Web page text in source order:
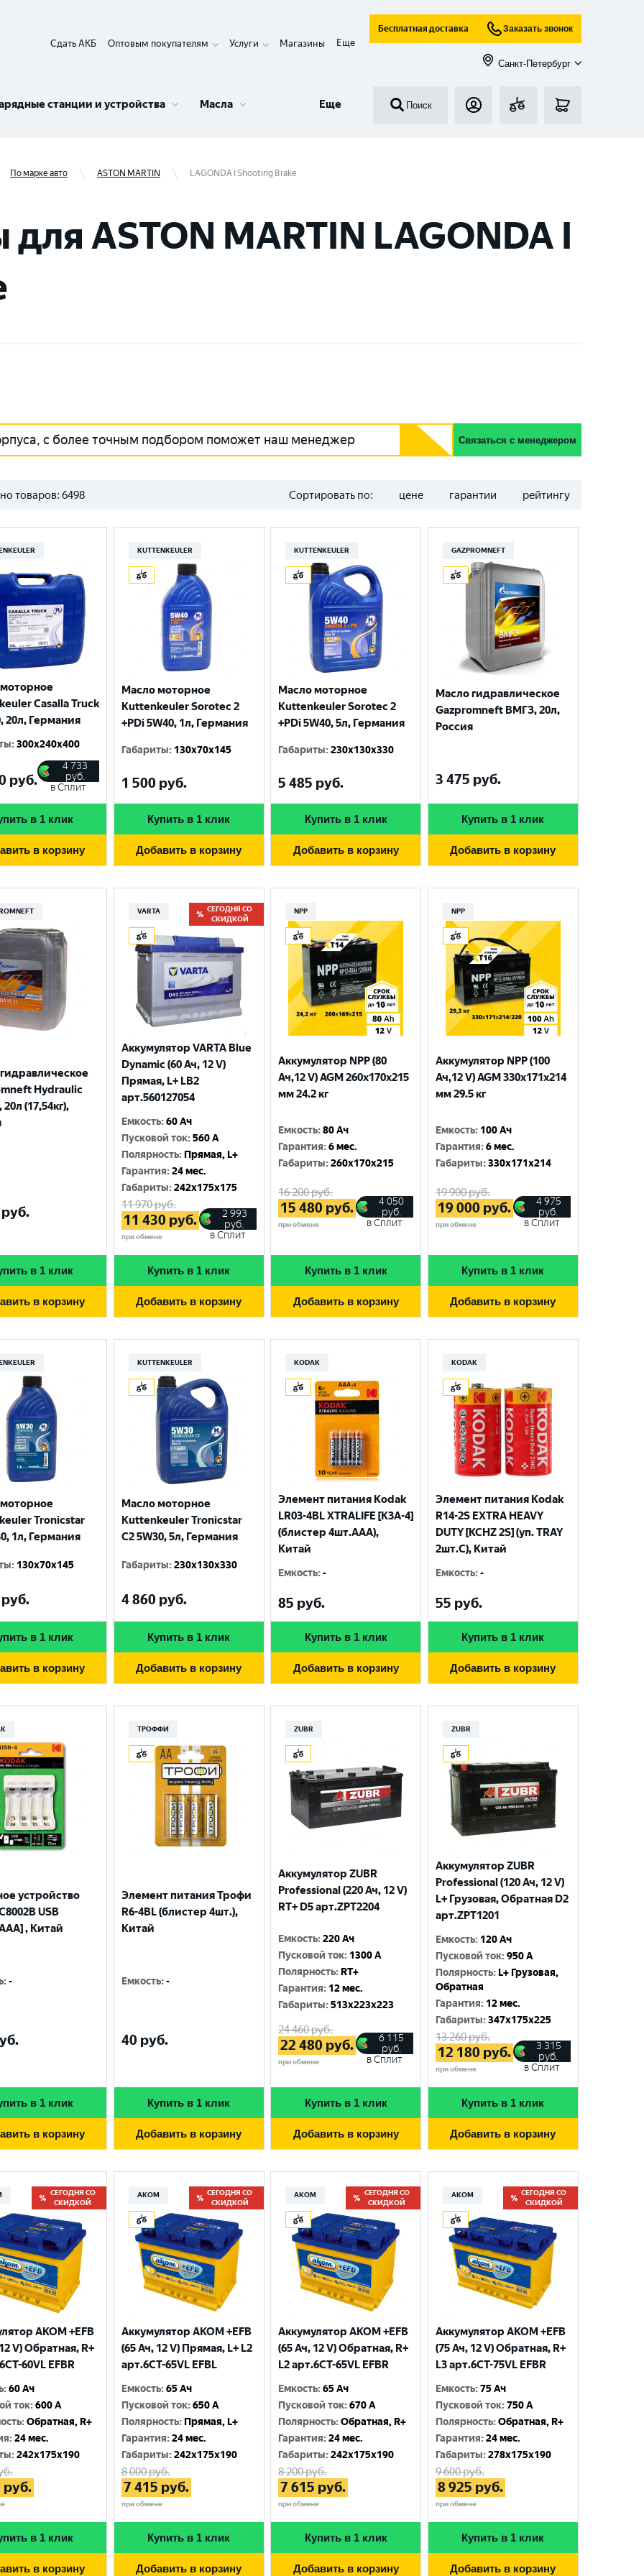
Сдать АКБ Оптовым покупателям Услуги Магазины Еще
Бесплатная доставка Заказать звонок
Санкт-Петербург
станции и устройства Масла Еще Поиск
По марке авто ASTON MARTIN LAGONDA I Shooting Brake
ASTON MARTIN LAGONDA I
с более точным подбором поможет наш менеджер Связаться с менеджером
товаров: 6498 Сортировать по: цене гарантии рейтингу
Casalla Truck
20л, Германия
:300x240x400
руб.
4 733
руб.
в Сплит
в 1 клик
в корзину
KUTTENKEULER
Масло моторное
Kuttenkeuler Sorotec 2
+PDi 5W40, 1л, Германия
Габариты: 130x70x145
1 500 руб.
Купить в 1 клик
Добавить в корзину
KUTTENKEULER
Масло моторное
Kuttenkeuler Sorotec 2
+PDi 5W40, 5л, Германия
Габариты:230x130x330
5 485 руб.
Купить в 1 клик
Добавить в корзину
GAZPROMNEFT
Масло гидравлическое
Gazpromneft ВМГЗ, 20л,
Россия
3 475 руб.
Купить в 1 клик
Добавить в корзину
Hydraulic
20л (17,54кг),
руб.
в 1 клик
в корзину
VARTA
СЕГОДНЯ СО
СКИДКОЙ
Аккумулятор VARTA Blue
Dynamic (60 Ач, 12 V)
Прямая, L+ LB2
арт.560127054
Емкость:60 Ач
Пусковой ток:560 A
Полярность: Прямая, L+
Гарантия:24 мес.
Габариты:242x175x175
11 970руб.
11 430 руб.
при обмене
2 993
руб.
в Сплит
Купить в 1 клик
Добавить в корзину
NPP
Аккумулятор NPP (80
Ач,12 V) AGM 260x170x215
мм 24.2 кг
Емкость:80 Ач
Гарантия:6 мес.
Габариты:260x170x215
16 200руб.
15 480 руб.
при обмене
4 050
руб.
в Сплит
Купить в 1 клик
Добавить в корзину
NPP
Аккумулятор NPP (100
Ач,12 V) AGM 330x171x214
мм 29.5 кг
Емкость: 100 Ач
Гарантия:6 мес.
Габариты:330x171x214
19 900руб.
19 000 руб.
при обмене
4 975
руб.
в Сплит
Купить в 1 клик
Добавить в корзину
Tronicstar
1л, Германия
: 130x70x145
руб.
в 1 клик
в корзину
KUTTENKEULER
Масло моторное
Kuttenkeuler Tronicstar
C2 5W30, 5л, Германия
Габариты:230x130x330
4 860 руб.
Купить в 1 клик
Добавить в корзину
KODAK
Элемент питания Kodak
LR03-4BL XTRALIFE [K3A-4]
(блистер 4шт.AАА),
Китай
Емкость:-
85 руб.
Купить в 1 клик
Добавить в корзину
KODAK
Элемент питания Kodak
R14-2S EXTRA HEAVY
DUTY [KCHZ 2S] (уп. TRAY
2шт.C), Китай
Емкость:-
55 руб.
Купить в 1 клик
Добавить в корзину
устройство
USB
, Китай
:-
в 1 клик
в корзину
ТРОФФИ
Элемент питания Трофи
R6-4BL (блистер 4шт.),
Китай
Емкость:-
40 руб.
Купить в 1 клик
Добавить в корзину
ZUBR
Аккумулятор ZUBR
Professional (220 Ач, 12 V)
RT+ D5 арт.ZPT2204
Емкость:220 Ач
Пусковой ток: 1300 A
Полярность: RT+
Гарантия: 12 мес.
Габариты:513x223x223
24 460руб.
22 480 руб.
при обмене
6 115
руб.
в Сплит
Купить в 1 клик
Добавить в корзину
ZUBR
Аккумулятор ZUBR
Professional (120 Ач, 12 V)
L+ Грузовая, Обратная D2
арт.ZPT1201
Емкость: 120 Ач
Пусковой ток:950 A
Полярность: L+ Грузовая,
Обратная
Гарантия: 12 мес.
Габариты:347x175x225
13 260руб.
12 180 руб.
при обмене
3 315
руб.
в Сплит
Купить в 1 клик
Добавить в корзину
СЕГОДНЯ СО
СКИДКОЙ
AKOM +EFB
V) Обратная, R+
60VL EFBR
:60 Ач
ток:600 A
:Обратная, R+
:24 мес.
:242x175x190
руб.
в 1 клик
в корзину
АКОМ
СЕГОДНЯ СО
СКИДКОЙ
Аккумулятор AKOM +EFB
(65 Ач, 12 V) Прямая, L+ L2
арт.6СТ-65VL EFBL
Емкость:65 Ач
Пусковой ток:650 A
Полярность: Прямая, L+
Гарантия:24 мес.
Габариты:242x175x190
8 000руб.
7 415 руб.
при обмене
Купить в 1 клик
Добавить в корзину
АКОМ
СЕГОДНЯ СО
СКИДКОЙ
Аккумулятор AKOM +EFB
(65 Ач, 12 V) Обратная, R+
L2 арт.6CT-65VL EFBR
Емкость:65 Ач
Пусковой ток:670 A
Полярность:Обратная, R+
Гарантия:24 мес.
Габариты:242x175x190
8 200руб.
7 615 руб.
при обмене
Купить в 1 клик
Добавить в корзину
АКОМ
СЕГОДНЯ СО
СКИДКОЙ
Аккумулятор AKOM +EFB
(75 Ач, 12 V) Обратная, R+
L3 арт.6СТ-75VL EFBR
Емкость:75 Ач
Пусковой ток:750 A
Полярность:Обратная, R+
Гарантия:24 мес.
Габариты:278x175x190
9 600руб.
8 925 руб.
при обмене
Купить в 1 клик
Добавить в корзину
Выберите ваш город
Великий Новгород
Санкт-Петербург
Смоленск